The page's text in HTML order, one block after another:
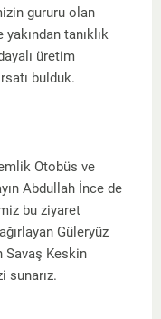
gururu olan
tanıklık
üretim
bulduk.
Otobüs ve
Abdullah İnce de
bu ziyaret
Güleryüz
Savaş Keskin
sunarız.